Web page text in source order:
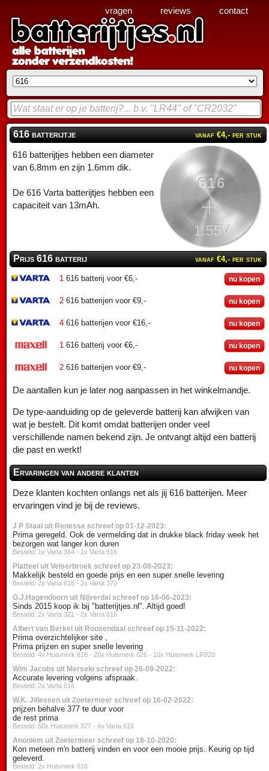
616 batterijtje vanaf €4,- per stuk
616
1.55V
616 batterijtjes hebben een diameter
van 6.8mm en zijn 1.6mm dik.
De 616 Varta batterijtjes hebben een
capaciteit van 13mAh.
Prijs 616 batterij vanaf €4,- per stuk
1 616 batterij voor €6,- nu kopen
2 616 batterijen voor €9,- nu kopen
4 616 batterijen voor €16,- nu kopen
1 616 batterij voor €6,- nu kopen
2 616 batterijen voor €9,- nu kopen
De aantallen kun je later nog aanpassen in het winkelmandje.
De type-aanduiding op de geleverde batterij kan afwijken van
wat je bestelt. Dit komt omdat batterijen onder veel
verschillende namen bekend zijn. Je ontvangt altijd een batterij
die past en werkt!
Ervaringen van andere klanten
Deze klanten kochten onlangs net als jij 616 batterijen. Meer
ervaringen vind je bij de reviews.
J P Staal uit Renesse schreef op 01-12-2023:
Prima geregeld. Ook de vermelding dat in drukke black friday week het
bezorgen wat langer kon duren
Besteld: 1x Varta 364 - 1x Varta 616
Platteel uit Velserbroek schreef op 23-08-2023:
Makkelijk besteld en goede prijs en een super snelle levering
Besteld: 2x Varta 616 - 2x Varta 370
G.J.Hagendoorn uit Nijverdal schreef op 16-06-2023:
Sinds 2015 koop ik bij "batterijtjes.nl". Altijd goed!
Besteld: 2x Varta 321 - 2x Varta 616
Albert van Berkel uit Roosendaal schreef op 15-11-2022:
Prima overzichtelijker site ,
Prima prijzen en super snelle levering
Besteld: 4x Huismerk 616 - 20x Huismerk 626 - 10x Huismerk LR920
Wim Jacobs uit Merselo schreef op 26-09-2022:
Accurate levering volgens afspraak.
Besteld: 2x Varta 616
W.K. Jillessen uit Zoetermeer schreef op 16-02-2022:
prijzen behalve 377 te duur voor
de rest prima
Besteld: 50x Huismerk 377 - 4x Varta 616
Anoniem uit Zoetermeer schreef op 18-10-2020:
Kon meteen m'n batterij vinden en voor een mooie prijs. Keurig op tijd
geleverd.
Besteld: 2x Huismerk 616
vragen reviews contact